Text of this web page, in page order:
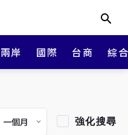
兩岸 國際 台商 綜
強化搜尋